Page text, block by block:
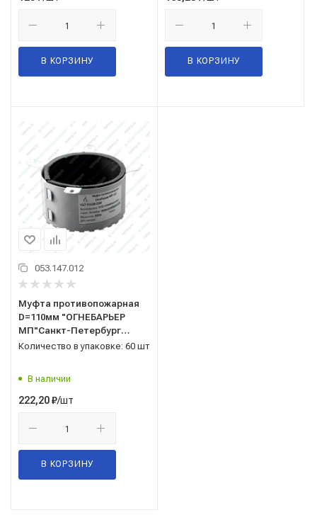
В КОРЗИНУ В КОРЗИНУ
053.147.012
Муфта противопожарная
D=110мм "ОГНЕБАРЬЕР
МП"Санкт-Петербург
(канализац)
Количество в упаковке: 60 шт
В наличии
222,20₽/шт
В КОРЗИНУ